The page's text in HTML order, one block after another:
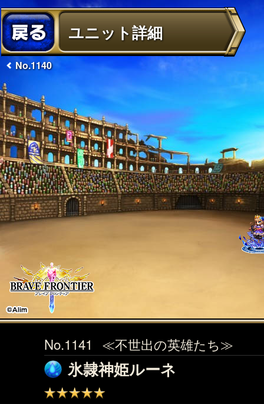
ユニット詳細
No.1140
No.1141 ≪不世出の英雄たち≫
氷隷神姫ルーネ